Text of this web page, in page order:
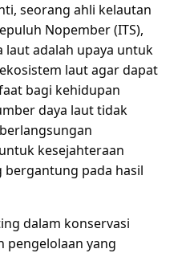
seorang ahli kelautan
Nopember (ITS),
laut adalah upaya untuk
laut agar dapat
bagi kehidupan
daya laut tidak
kesejahteraan
bergantung pada hasil
dalam konservasi
pengelolaan yang